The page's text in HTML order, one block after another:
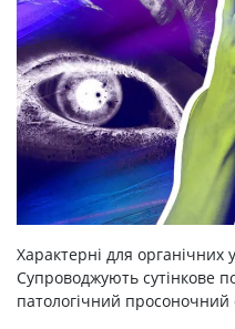
Характерні для органічних
Супроводжують сутінкове
патологічний просоночний